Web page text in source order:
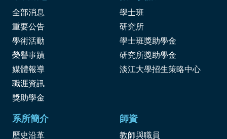
全部消息
重要公告
學術活動
榮譽事蹟
媒體報導
職涯資訊
獎助學金
學士班
研究所
學士班獎助學金
研究所獎助學金
淡江大學招生策略中心
系所簡介
歷史沿革
師資
教師與職員